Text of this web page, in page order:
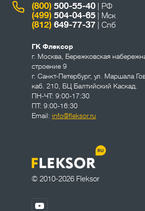
© 2010-2026 Fleksor
(800) 500-55-40 | РФ
(499) 504-04-65 | Мск
(812) 649-77-37 | Спб
ГК Флексор
г. Москва Бережковская
строение 9
г. Санкт-Петербург, ул. Маршала
каб. 210, БЦ Балтийский Каскад.
ПН-ЧТ: 9:00-17:30
ПТ: 9:00-16:30
Email: info@fleksor.ru